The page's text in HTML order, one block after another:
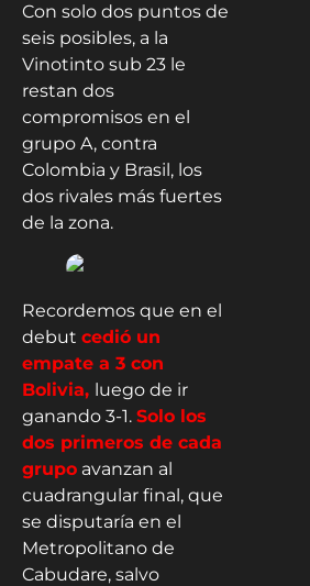
Con solo dos puntos de
seis posibles, a la
Vinotinto sub 23 le
restan dos
compromisos en el
grupo A, contra
Colombia y Brasil, los
dos rivales más fuertes
de la zona.
Recordemos que en el
debut cedió un
empate a 3 con
Bolivia, luego de ir
ganando 3-1. Solo los
dos primeros de cada
grupo avanzan al
cuadrangular final, que
se disputaría en el
Metropolitano de
Cabudare, salvo